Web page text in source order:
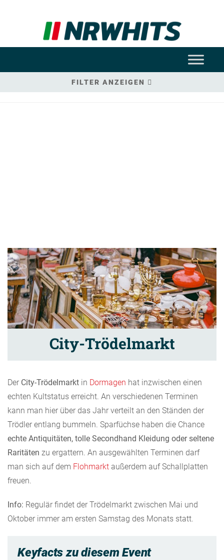
FILTER ANZEIGEN
City-Trödelmarkt
Der City-Trödelmarkt in Dormagen hat inzwischen einen
echten Kultstatus erreicht. An verschiedenen Terminen
kann man hier über das Jahr verteilt an den Ständen der
Trödler entlang bummeln. Sparfüchse haben die Chance
echte Antiquitäten, tolle Secondhand Kleidung oder seltene
Raritäten zu ergattern. An ausgewählten Terminen darf
man sich auf dem Flohmarkt außerdem auf Schallplatten
freuen.
Info: Regulär findet der Trödelmarkt zwischen Mai und
Oktober immer am ersten Samstag des Monats statt.
Keyfacts zu diesem Event